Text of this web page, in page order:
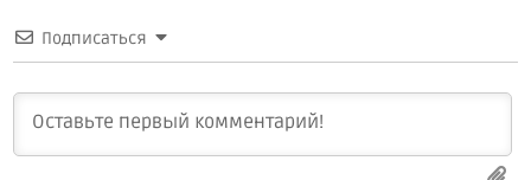
Подписаться